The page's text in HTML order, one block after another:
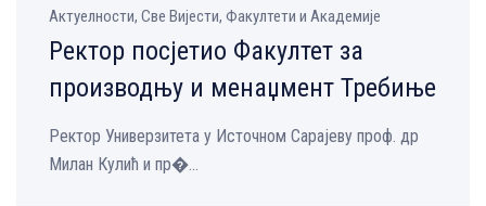
Aктуелности, Све Вијести, Факултети и Академије
Ректор посјетио Факултет за
производњу и менаџмент Требиње
Ректор Универзитета у Источном Сарајеву проф. др
Милан Кулић и пр�...